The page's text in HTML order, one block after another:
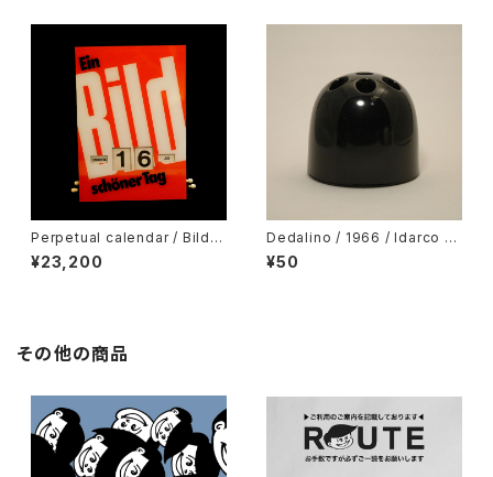
Perpetual calendar / Bild /
Germany
¥23,200
Dedalino / 1966 / Idarco /
Black
¥50
その他の商品